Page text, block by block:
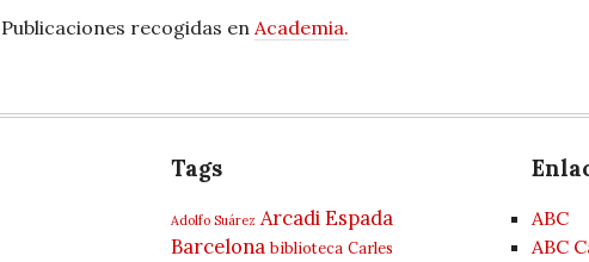
Publicaciones recogidas en Academia.
Tags
Adolfo Suárez Arcadi Espada
Barcelona biblioteca Carles
ABC
ABC